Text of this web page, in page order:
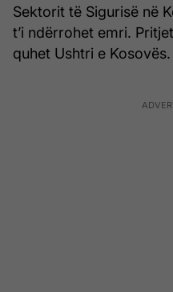
Sektorit të Sigurisë në
t’i ndërrohet emri.
quhet Ushtri e Kosovës.